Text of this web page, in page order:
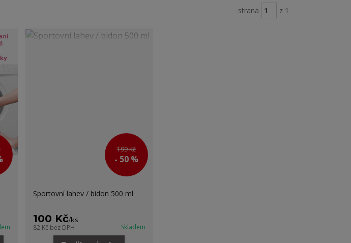
strana z 1
199 Kč
- 50 %
Sportovní lahev / bidon 500 ml
100 Kč/ks
82 Kč bez DPH Skladem